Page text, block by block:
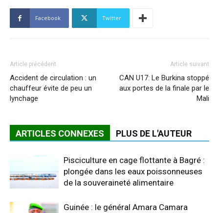
Facebook Twitter
Article précédent
Accident de circulation : un
chauffeur évite de peu un
lynchage
Article suivant
CAN U17: Le Burkina stoppé
aux portes de la finale par le
Mali
ARTICLES CONNEXES PLUS DE L'AUTEUR
Pisciculture en cage flottante à Bagré :
plongée dans les eaux poissonneuses
de la souveraineté alimentaire
Guinée : le général Amara Camara